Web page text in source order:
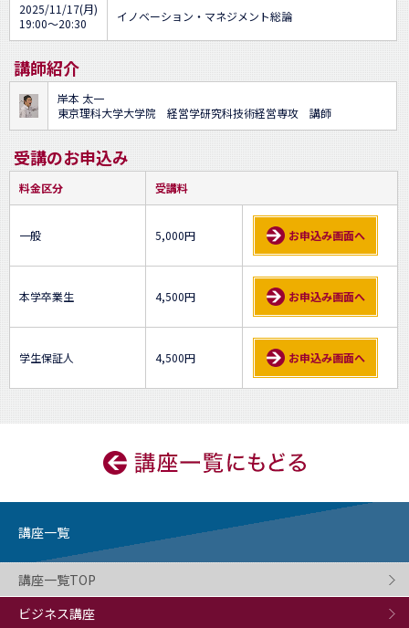
2025/11/17(月)
19:00～20:30
イノベーション・マネジメント総論
講師紹介
岸本 太一
東京理科大学大学院 経営学研究科技術経営専攻 講師
受講のお申込み
料金区分 受講料
一般 5,000円 お申込み画面へ
本学卒業生 4,500円 お申込み画面へ
学生保証人 4,500円 お申込み画面へ
講座一覧
講座一覧TOP
ビジネス講座